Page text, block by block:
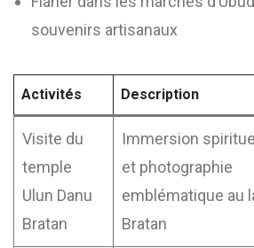
souvenirs artisanaux
Activités Description
Visite du
temple
Ulun Danu
Bratan
Immersion
et photographie
emblématique au
Bratan